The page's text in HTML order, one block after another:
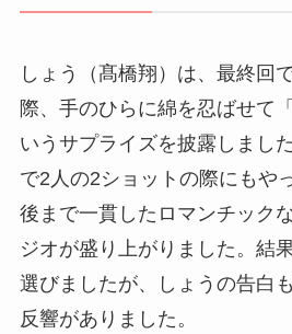
しょう（髙橋翔）は、最終回
際、手のひらに綿を忍ばせて
いうサプライズを披露しまし
で2人の2ショットの際にもや
後まで一貫したロマンチック
ジオが盛り上がりました。結
選びましたが、しょうの告白
反響がありました。